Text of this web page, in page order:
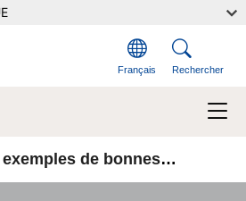
Français Rechercher
de bonnes